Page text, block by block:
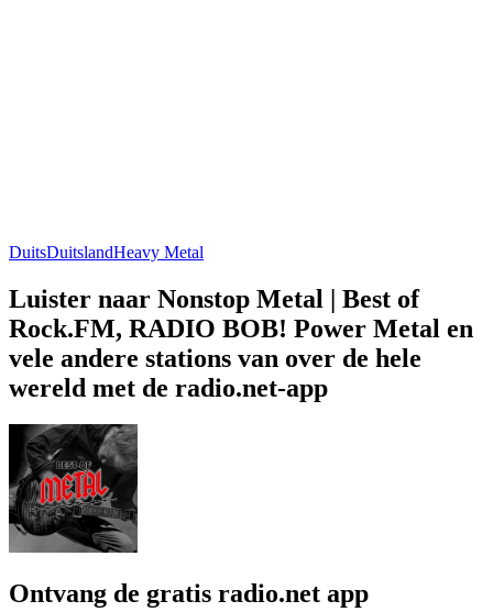
DuitsDuitslandHeavy Metal
Luister naar Nonstop Metal | Best of
Rock.FM, RADIO BOB! Power Metal en
vele andere stations van over de hele
wereld met de radio.net-app
Ontvang de gratis radio.net app